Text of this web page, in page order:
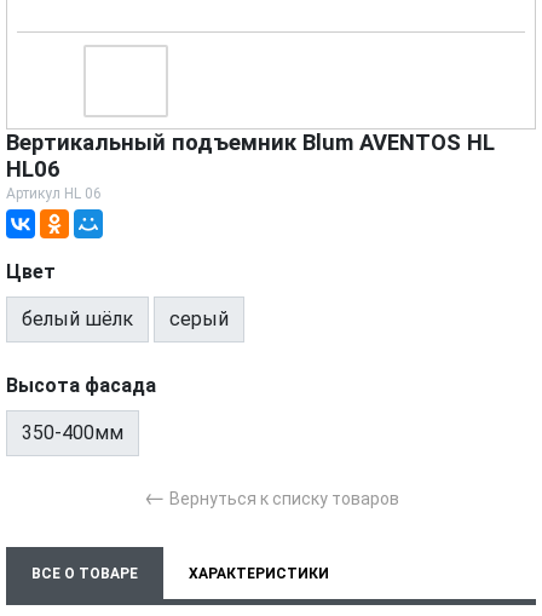
Вертикальный подъемник Blum AVENTOS HL
HL06
Артикул HL 06
Цвет
белый шёлк серый
Высота фасада
350-400мм
← Вернуться к списку товаров
ВСЕ О ТОВАРЕ ХАРАКТЕРИСТИКИ